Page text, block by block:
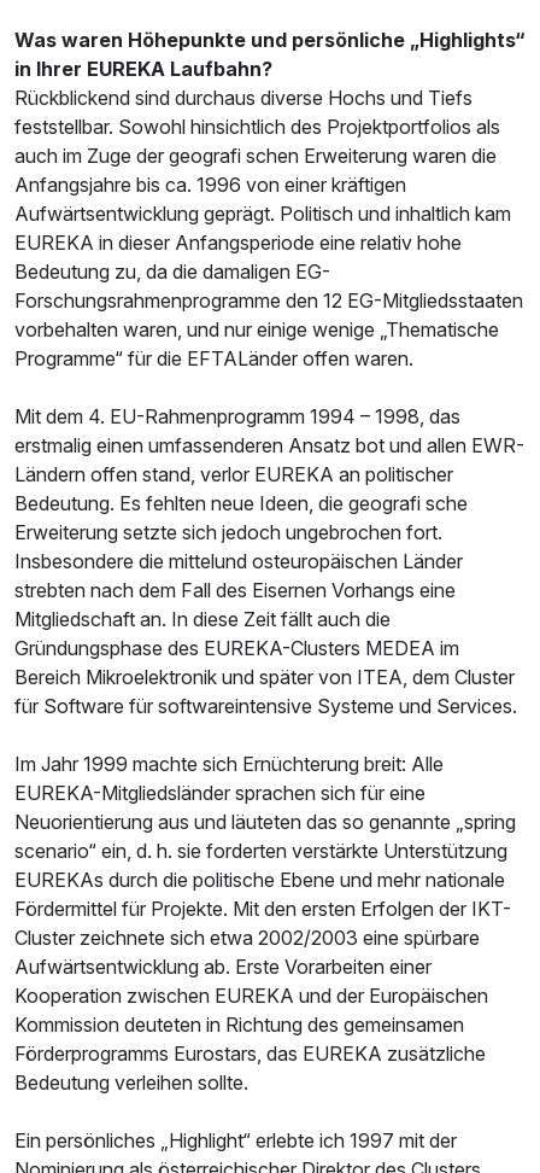
Was waren Höhepunkte und persönliche „Highlights“
in Ihrer EUREKA Laufbahn?
Rückblickend sind durchaus diverse Hochs und Tiefs
feststellbar. Sowohl hinsichtlich des Projektportfolios als
auch im Zuge der geografi schen Erweiterung waren die
Anfangsjahre bis ca. 1996 von einer kräftigen
Aufwärtsentwicklung geprägt. Politisch und inhaltlich kam
EUREKA in dieser Anfangsperiode eine relativ hohe
Bedeutung zu, da die damaligen EG-
Forschungsrahmenprogramme den 12 EG-Mitgliedsstaaten
vorbehalten waren, und nur einige wenige „Thematische
Programme“ für die EFTALänder offen waren.
Mit dem 4. EU-Rahmenprogramm 1994 – 1998, das
erstmalig einen umfassenderen Ansatz bot und allen EWR-
Ländern offen stand, verlor EUREKA an politischer
Bedeutung. Es fehlten neue Ideen, die geografi sche
Erweiterung setzte sich jedoch ungebrochen fort.
Insbesondere die mittelund osteuropäischen Länder
strebten nach dem Fall des Eisernen Vorhangs eine
Mitgliedschaft an. In diese Zeit fällt auch die
Gründungsphase des EUREKA-Clusters MEDEA im
Bereich Mikroelektronik und später von ITEA, dem Cluster
für Software für softwareintensive Systeme und Services.
Im Jahr 1999 machte sich Ernüchterung breit: Alle
EUREKA-Mitgliedsländer sprachen sich für eine
Neuorientierung aus und läuteten das so genannte „spring
scenario“ ein, d. h. sie forderten verstärkte Unterstützung
EUREKAs durch die politische Ebene und mehr nationale
Fördermittel für Projekte. Mit den ersten Erfolgen der IKT-
Cluster zeichnete sich etwa 2002/2003 eine spürbare
Aufwärtsentwicklung ab. Erste Vorarbeiten einer
Kooperation zwischen EUREKA und der Europäischen
Kommission deuteten in Richtung des gemeinsamen
Förderprogramms Eurostars, das EUREKA zusätzliche
Bedeutung verleihen sollte.
Ein persönliches „Highlight“ erlebte ich 1997 mit der